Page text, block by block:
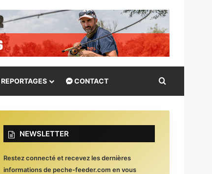
REPORTAGES CONTACT
NEWSLETTER
Restez connecté et recevez les dernières
informations de peche-feeder.com en vous